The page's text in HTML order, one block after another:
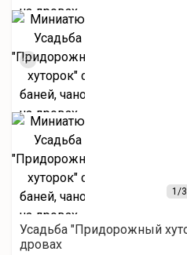
1/
Усадьба "Придорожный
дровах